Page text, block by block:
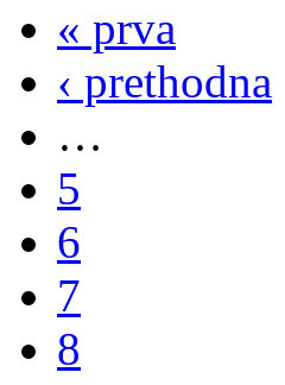
« prva
‹ prethodna
…
5
6
7
8